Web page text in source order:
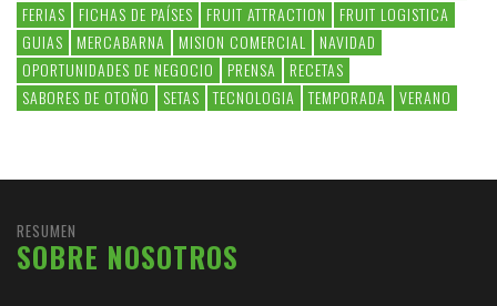
FERIAS
FICHAS DE PAÍSES FRUIT ATTRACTION
FRUIT LOGISTICA
GUIAS
MERCABARNA MISION COMERCIAL
NAVIDAD
OPORTUNIDADES DE NEGOCIO
PRENSA
RECETAS
SABORES DE OTOÑO
SETAS TECNOLOGIA TEMPORADA VERANO
RESUMEN
SOBRE NOSOTROS